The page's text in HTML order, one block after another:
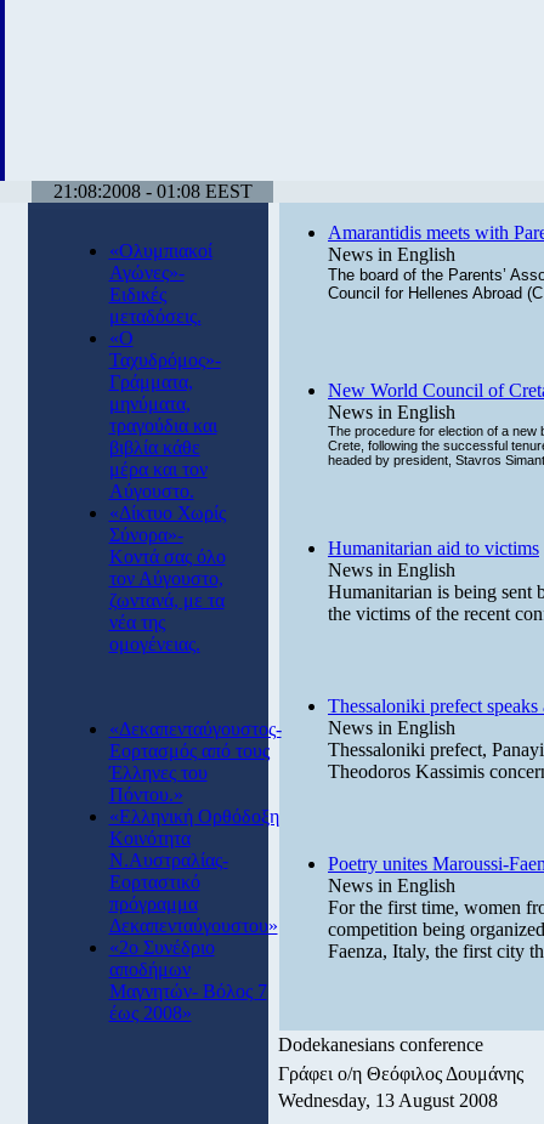
21:08:2008 - 01:08 EEST
«Ολυμπιακοί
Αγώνες»-
Ειδικές
μεταδόσεις.
«Ο
Ταχυδρόμος»-
Γράμματα,
μηνύματα,
τραγούδια και
βιβλία κάθε
μέρα και τον
Αύγουστο.
«Δίκτυο Χωρίς
Σύνορα»-
Κοντά σας όλο
τον Αύγουστο,
ζωντανά, με τα
νέα της
ομογένειας.
«Δεκαπενταύγουστος-
Εορτασμός από τους
Έλληνες του
Πόντου.»
«Ελληνική Ορθόδοξη
Κοινότητα
Ν.Αυστραλίας-
Εορταστικό
πρόγραμμα
Δεκαπενταύγουστου»
«2ο Συνέδριο
αποδήμων
Μαγνητών- Βόλος 7
έως 2008»
Amarantidis meets with
News in English
The board of the Parents’
Council for Hellenes Abroad
New World Council of
News in English
The procedure for election of a new
Crete, following the successful
headed by president, Stavros
Humanitarian aid to victims
News in English
Humanitarian is being sent
the victims of the recent
Thessaloniki prefect
News in English
Thessaloniki prefect,
Theodoros Kassimis
Poetry unites Maroussi-
News in English
For the first time, women
competition being
Faenza, Italy, the first city
Dodekanesians conference
Γράφει ο/η Θεόφιλος Δουμάνης
Wednesday, 13 August 2008